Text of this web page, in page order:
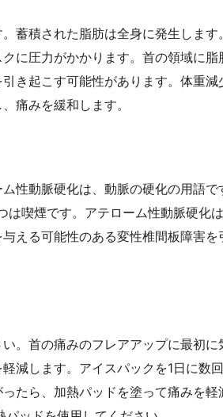
蓄積された脂肪は全身に発生します
に圧力がかかります。首の領域に
き起こす可能性があります。体重
痛みを緩和します。
性動脈硬化は、動脈の硬化の用語で
は喫煙です。アテローム性動脈硬化
える可能性のある変性椎間板障害
。首の痛みのフレアアップに最初に
減します。アイスパックを1日に数
たら、加熱パッドを塗って痛みを軽